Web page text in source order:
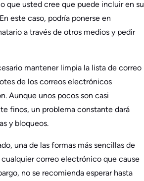
que usted cree que puede incluir en su
este caso, podría ponerse en
a través de otros medios y pedir
mantener limpia la lista de correo
de los correos electrónicos
Aunque unos pocos son casi
finos, un problema constante dará
y bloqueos.
una de las formas más sencillas de
correo electrónico que cause
no se recomienda esperar hasta